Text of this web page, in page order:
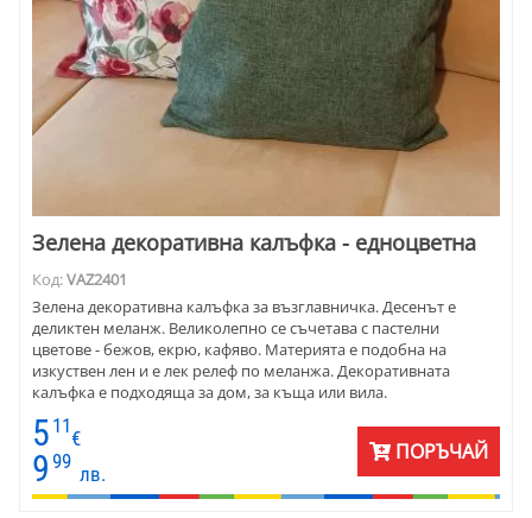
Зелена декоративна калъфка - едноцветна
Код:VAZ2401
Зелена декоративна калъфка за възглавничка. Десенът е
деликтен меланж. Великолепно се съчетава с пастелни
цветове - бежов, екрю, кафяво. Материята е подобна на
изкуствен лен и е лек релеф по меланжа. Декоративната
калъфка е подходяща за дом, за къща или вила.
5 11
€
9 99
лв.
ПОРЪЧАЙ